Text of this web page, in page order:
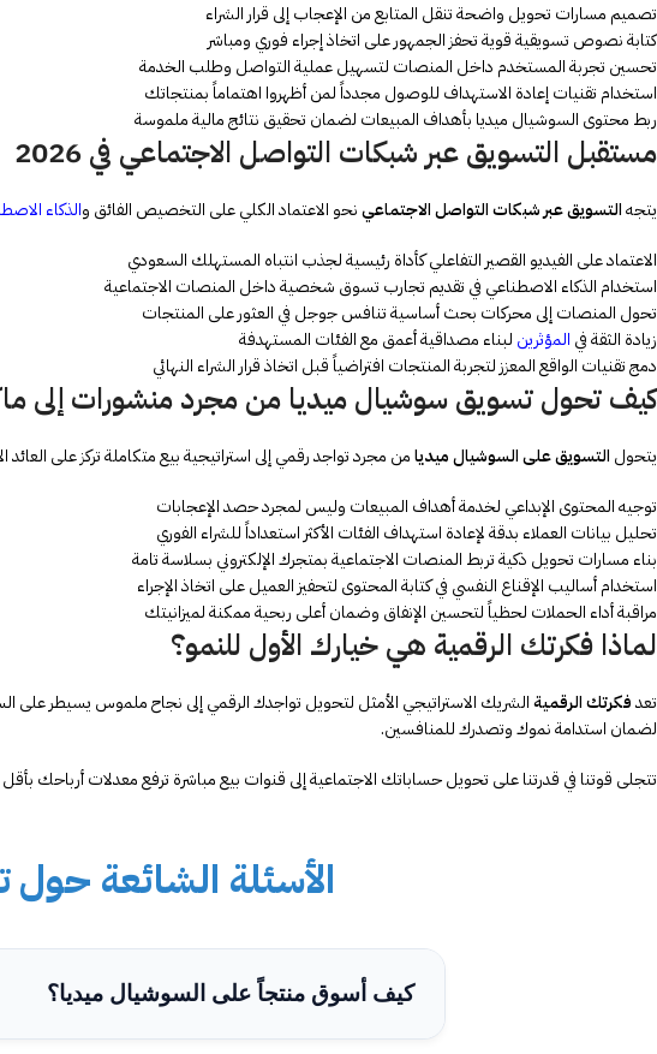
تصميم مسارات تحويل واضحة تنقل المتابع من الإعجاب إلى قرار الشراء
كتابة نصوص تسويقية قوية تحفز الجمهور على اتخاذ إجراء فوري ومباشر
تحسين تجربة المستخدم داخل المنصات لتسهيل عملية التواصل وطلب الخدمة
استخدام تقنيات إعادة الاستهداف للوصول مجدداً لمن أظهروا اهتماماً بمنتجاتك
ربط محتوى السوشيال ميديا بأهداف المبيعات لضمان تحقيق نتائج مالية ملموسة
مستقبل التسويق عبر شبكات التواصل الاجتماعي في 2026
يتجهالتسويق عبر شبكات التواصل الاجتماعينحو الاعتماد الكلي على التخصيص الفائق والذكاء
الاعتماد على الفيديو القصير التفاعلي كأداة رئيسية لجذب انتباه المستهلك السعودي
استخدام الذكاء الاصطناعي في تقديم تجارب تسوق شخصية داخل المنصات الاجتماعية
تحول المنصات إلى محركات بحث أساسية تنافس جوجل في العثور على المنتجات
زيادة الثقة في المؤثرين لبناء مصداقية أعمق مع الفئات المستهدفة
دمج تقنيات الواقع المعزز لتجربة المنتجات افتراضياً قبل اتخاذ قرار الشراء النهائي
كيف تحولتسويق سوشيال ميديا من مجرد منشورات إلى
يتحول التسويق على السوشيال ميديامن مجرد تواجد رقمي إلى استراتيجية بيع متكاملة تركز على العائد
توجيه المحتوى الإبداعي لخدمة أهداف المبيعات وليس لمجرد حصد الإعجابات
تحليل بيانات العملاء بدقة لإعادة استهداف الفئات الأكثر استعداداً للشراء الفوري
بناء مسارات تحويل ذكية تربط المنصات الاجتماعية بمتجرك الإلكتروني بسلاسة تامة
استخدام أساليب الإقناع النفسي في كتابة المحتوى لتحفيز العميل على اتخاذ الإجراء
مراقبة أداء الحملات لحظياً لتحسين الإنفاق وضمان أعلى ربحية ممكنة لميزانيتك
لماذا فكرتك الرقمية هي خيارك الأول للنمو؟
تعدفكرتك الرقميةالشريك الاستراتيجي الأمثل لتحويل تواجدك الرقمي إلى نجاح ملموس يسيطر على
لضمان استدامة نموك وتصدرك للمنافسين.
تتجلى قوتنا في قدرتنا على تحويل حساباتك الاجتماعية إلى قنوات بيع مباشرة ترفع معدلات أرباحك
الأسئلة الشائعة
كيف أسوق منتجاً على السوشيال ميديا؟